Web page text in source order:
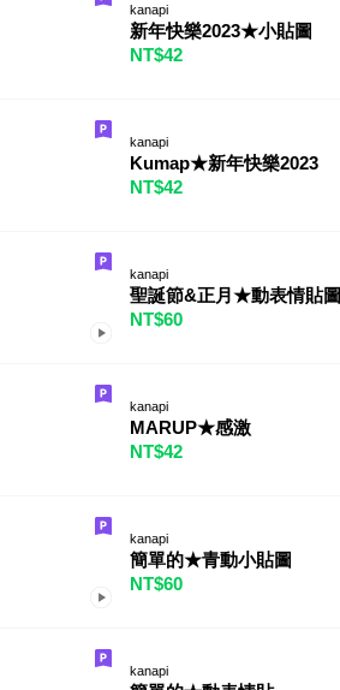
kanapi
新年快樂2023★小貼圖
NT$42
kanapi
Kumap★新年快樂2023
NT$42
kanapi
聖誕節&正月★動表情貼圖
NT$60
kanapi
MARUP★感激
NT$42
kanapi
簡單的★青動小貼圖
NT$60
kanapi